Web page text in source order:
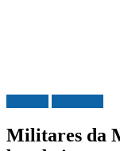
Militares da